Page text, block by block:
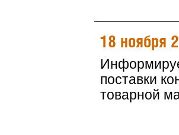
18 ноября
поставки
товарной